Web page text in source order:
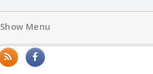
Show Menu